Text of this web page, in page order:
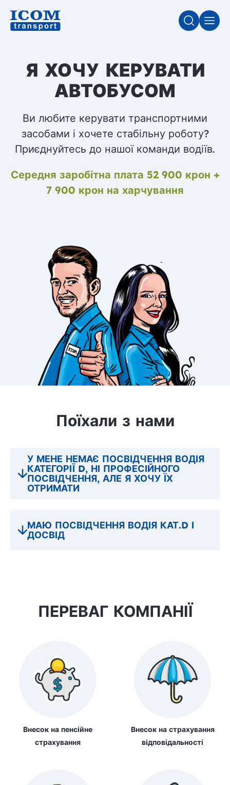
ПОШУК
Я ХОЧУ КЕРУВАТИ
АВТОБУСОМ
Ви любите керувати транспортними
засобами і хочете стабільну роботу?
Приєднуйтесь до нашої команди водіїв.
Середня заробітна плата 52 900 крон +
7 900 крон на харчування
Поїхали з нами
У МЕНЕ НЕМАЄ ПОСВІДЧЕННЯ ВОДІЯ
КАТЕГОРІЇ D, НІ ПРОФЕСІЙНОГО
ПОСВІДЧЕННЯ, АЛЕ Я ХОЧУ ЇХ
ОТРИМАТИ
МАЮ ПОСВІДЧЕННЯ ВОДІЯ КАТ.D І
ДОСВІД
ПЕРЕВАГ КОМПАНІЇ
Внесок на пенсійне
страхування
Внесок на страхування
відповідальності